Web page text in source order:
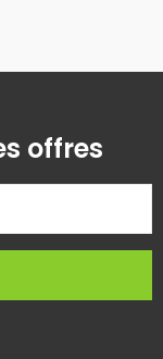
offres